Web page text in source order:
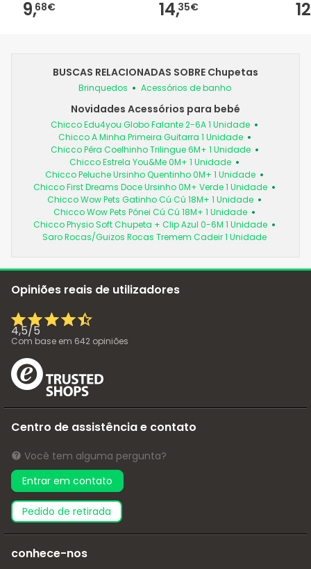
9,68€ 14,35€
BUSCAS RELACIONADAS SOBRE Chupetas
Brinquedos Acessórios de banho
Novidades Acessórios para bebé
Chicco Edu4you Globo Falante 2-6A 1 Unidade
Chicco A Minha Primeira Guitarra 1 Unidade
Chicco Pêra Coelhinho Trilingue 6M+ 1 Unidade
Chicco Estrela You&Me 0M+ 1 Unidade
Chicco Peluche Ursinho Quentinho 0M+ 1 Unidade
Chicco First Dreams Doce Ursinho 0M+ Verde 1 Unidade
Chicco Wow Pets Gatinho Cú Cú 18M+ 1 Unidade
Chicco Wow Pets Pónei Cú Cú 18M+ 1 Unidade
Chicco Physio Soft Chupeta + Clip Azul 0-6M 1 Unidade
Saro Rocas/Guizos Rocas Tremem Cadeir 1 Unidade
Opiniões reais de utilizadores
4,5/5
Com base em 642 opiniões
Centro de assistência e contato
Você tem alguma pergunta?
Entrar em contato
pedido de retirada
conhece-nos